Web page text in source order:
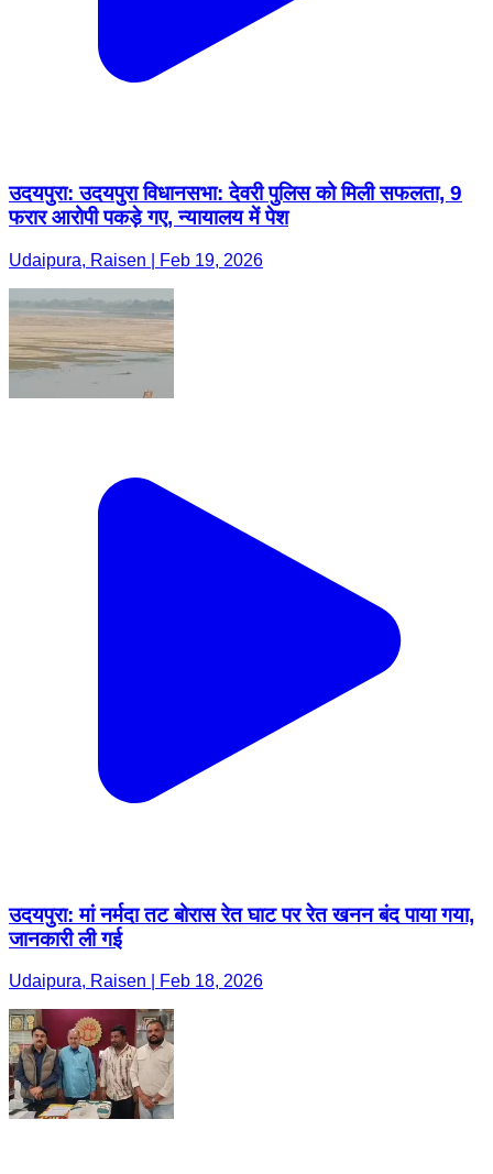
उदयपुरा: उदयपुरा विधानसभा: देवरी पुलिस को मिली सफलता, 9
फरार आरोपी पकड़े गए, न्यायालय में पेश
Udaipura, Raisen | Feb 19, 2026
उदयपुरा: मां नर्मदा तट बोरास रेत घाट पर रेत खनन बंद पाया गया,
जानकारी ली गई
Udaipura, Raisen | Feb 18, 2026